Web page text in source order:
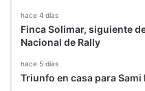
hace 4 días
Finca Solimar, siguiente
Nacional de Rally
hace 5 días
Triunfo en casa para Sami